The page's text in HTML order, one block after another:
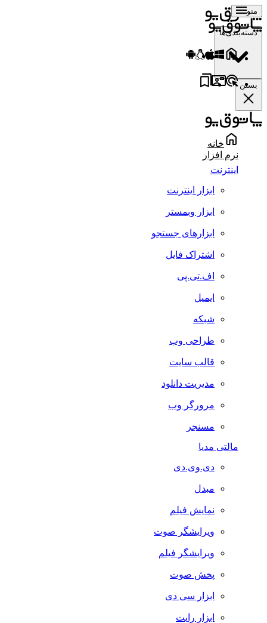
منو
دسته‌بندی‌ها
بستن
خانه
نرم افزار
اینترنت
ابزار اینترنت
ابزار وبمستر
ابزارهای جستجو
اشتراک فایل
اف.تی.پی
ایمیل
شبکه
طراحی وب
قالب سایت
مدیریت دانلود
مرورگر وب
مسنجر
مالتی مدیا
دی.وی.دی
مبدل
نمایش فیلم
ویرایشگر صوت
ویرایشگر فیلم
پخش صوت
ابزار سی دی
ابزار رایت